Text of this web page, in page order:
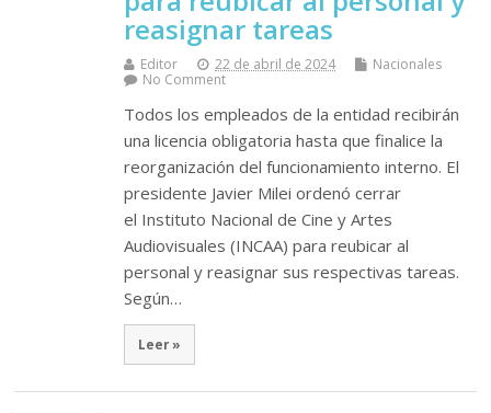
reasignar tareas
Editor 22 de abril de 2024
Nacionales
No Comment
Todos los empleados de la entidad recibirán
una licencia obligatoria hasta que finalice la
reorganización del funcionamiento interno. El
presidente Javier Milei ordenó cerrar
el Instituto Nacional de Cine y Artes
Audiovisuales (INCAA) para reubicar al
personal y reasignar sus respectivas tareas.
Según…
Leer »